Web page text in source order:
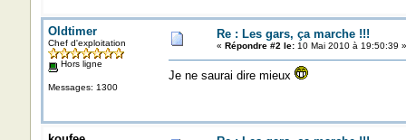
Oldtimer
Chef d'exploitation
Hors ligne
Messages: 1300
Re : Les gars, ça marche !!!
« Répondre #2 le:10 Mai 2010 à 19:50:39 »
Je ne saurai dire mieux